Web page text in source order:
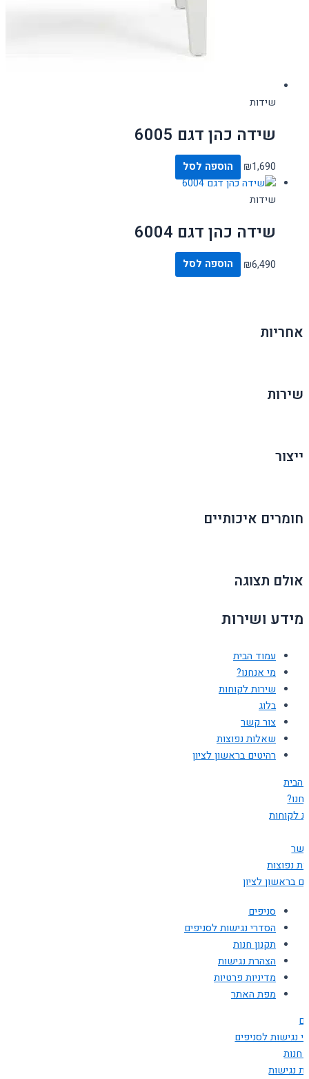
שידות
שידה כהן דגם 6005
₪1,690 הוספה לסל
שידות
שידה כהן דגם 6004
₪6,490 הוספה לסל
אחריות
שירות
ייצור
חומרים איכותיים
אולם תצוגה
מידע ושירות
עמוד הבית
מי אנחנו?
שירות לקוחות
בלוג
צור קשר
שאלות נפוצות
רהיטים בראשון לציון
הבית
לקוחות
נפוצות
בראשון לציון
סניפים
הסדרי נגישות לסניפים
תקנון חנות
הצהרת נגישות
מדיניות פרטיות
מפת האתר
נגישות לסניפים
חנות
נגישות